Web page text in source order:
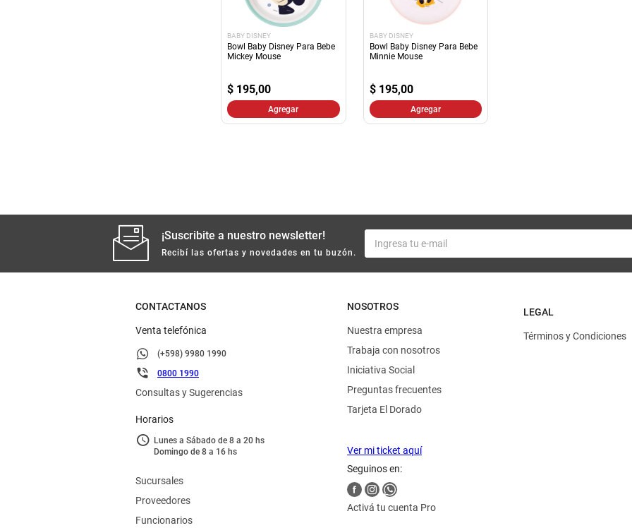
BABY DISNEY
Bowl Baby Disney Para Bebe
Mickey Mouse
$ 195,00
Agregar
BABY DISNEY
Bowl Baby Disney Para Bebe
Minnie Mouse
$ 195,00
Agregar
¡Suscribite a nuestro newsletter!
Recibí las ofertas y novedades en tu buzón.
CONTACTANOS
Venta telefónica
(+598) 9980 1990
0800 1990
Consultas y Sugerencias
Horarios
Lunes a Sábado de 8 a 20 hs
Domingo de 8 a 16 hs
Sucursales
Proveedores
Funcionarios
NOSOTROS
Nuestra empresa
Trabaja con nosotros
Iniciativa Social
Preguntas frecuentes
Tarjeta El Dorado
Ver mi ticket aquí
Seguinos en:
Activá tu cuenta Pro
LEGAL
Términos y Condiciones